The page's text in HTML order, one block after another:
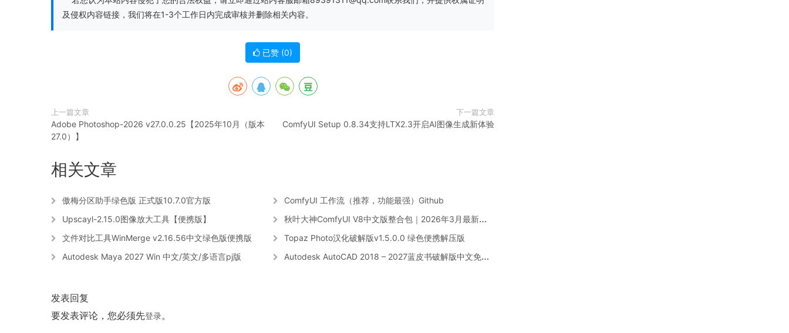
及侵权内容链接，我们将在1-3个工作日内完成审核并删除相关内容。
已赞 (0)
上一篇文章
Adobe Photoshop-2026 v27.0.0.25【2025年10月（版本
27.0）】
下一篇文章
ComfyUI Setup 0.8.34支持LTX2.3开启AI图像生成新体验
相关文章
傲梅分区助手绿色版 正式版10.7.0官方版
ComfyUI 工作流（推荐，功能最强）Github
Upscayl-2.15.0图像放大工具【便携版】
秋叶大神ComfyUI V8中文版整合包｜2026年3月最新版 | 网盘下载
文件对比工具WinMerge v2.16.56中文绿色版便携版
Topaz Photo汉化破解版v1.5.0.0 绿色便携解压版
Autodesk Maya 2027 Win 中文/英文/多语言pj版
Autodesk AutoCAD 2018 – 2027蓝皮书破解版中文免费版附注册机
发表回复
要发表评论，您必须先登录。